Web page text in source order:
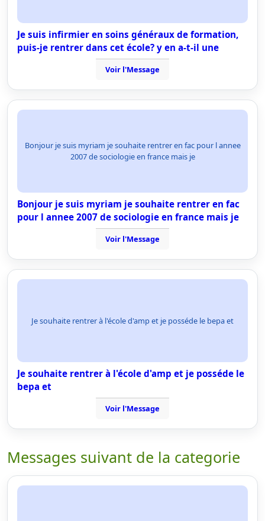
Je suis infirmier en soins généraux de formation,
puis-je rentrer dans cet école? y en a-t-il une
Voir l'Message
Bonjour je suis myriam je souhaite rentrer en fac pour l annee
2007 de sociologie en france mais je
Bonjour je suis myriam je souhaite rentrer en fac
pour l annee 2007 de sociologie en france mais je
Voir l'Message
Je souhaite rentrer à l'école d'amp et je posséde le bepa et
Je souhaite rentrer à l'école d'amp et je posséde le
bepa et
Voir l'Message
Messages suivant de la categorie